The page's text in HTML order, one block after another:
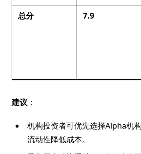
总分
7.9
建议 ：
机构投资者可优先选择Alpha机
流动性降低成本。